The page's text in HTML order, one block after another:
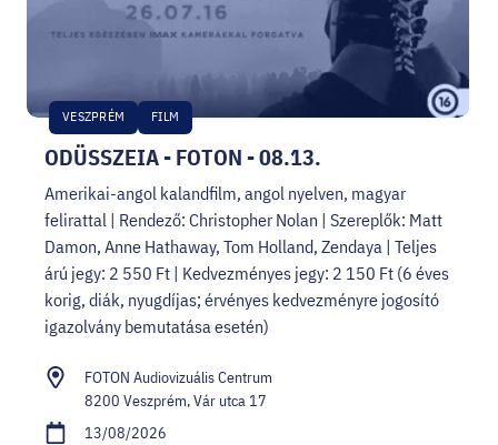
ODÜSSZEIA - FOTON - 08.13.
VESZPRÉM FILM
Amerikai-angol kalandfilm, angol nyelven, magyar
felirattal | Rendező: Christopher Nolan | Szereplők: Matt
Damon, Anne Hathaway, Tom Holland, Zendaya | Teljes
árú jegy: 2 550 Ft | Kedvezményes jegy: 2 150 Ft (6 éves
korig, diák, nyugdíjas; érvényes kedvezményre jogosító
igazolvány bemutatása esetén)
FOTON Audiovizuális Centrum
8200 Veszprém, Vár utca 17
13/08/2026